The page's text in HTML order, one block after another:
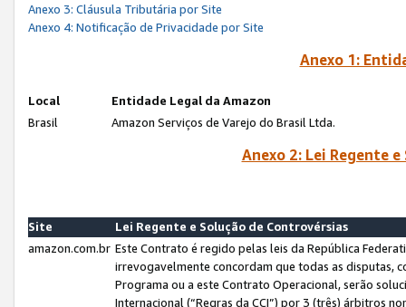
Anexo 3: Cláusula Tributária por Site
Anexo 4: Notificação de Privacidade por Site
Anexo 1:
Local
Entidade Legal da Amazon
Brasil
Amazon Serviços de Varejo do Brasil Ltda.
Anexo 2: Lei Regente
Site
Lei Regente e Solução de Controvérsias
amazon.com.br Este Contrato é regido pelas leis da República
irrevogavelmente concordam que todas as disputas,
Programa ou a este Contrato Operacional, serão
Internacional (“Regras da CCI”) por 3 (três) árbitros